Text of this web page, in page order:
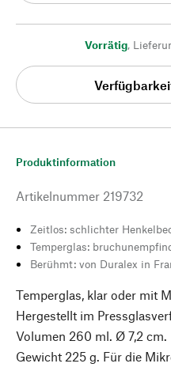
Vorrätig,
Produktinformation
Artikelnummer 219732
Zeitlos: schlichter
Temperglas:
Berühmt: von Duralex in
Temperglas, klar oder mit
Hergestellt im
Volumen 260 ml. Ø 7,2 cm.
Gewicht 225 g. Für die